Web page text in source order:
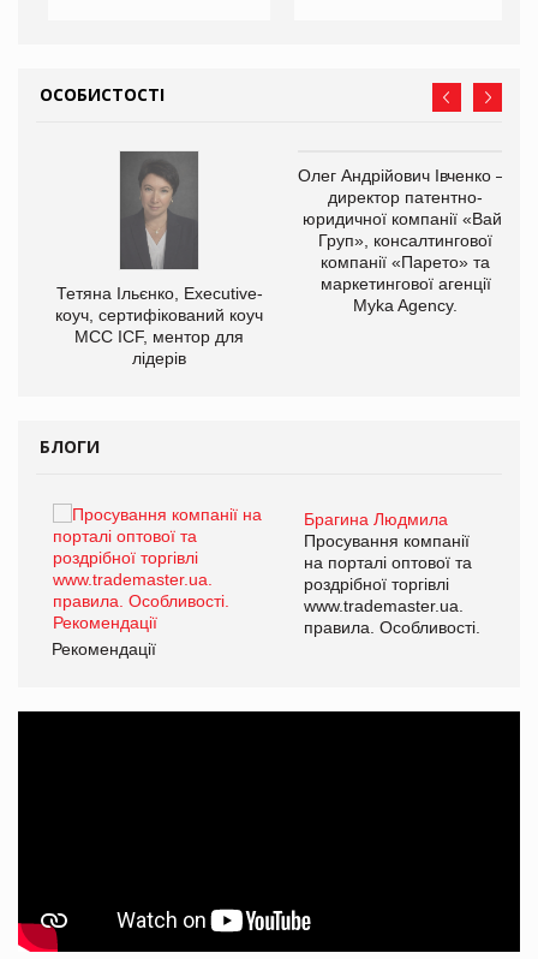
ОСОБИСТОСТІ
Тетяна Ільєнко, Executive-
коуч, сертифікований коуч
МСС ICF, ментор для
лідерів
Олег Андрійович Івченко —
директор патентно-
юридичної компанії «Вайз
Груп», консалтингової
компанії «Парето» та
маркетингової агенції
Myka Agency.
БЛОГИ
Брагина Людмила
Просування компанії
на порталі оптової та
роздрібної торгівлі
www.trademaster.ua.
правила. Особливості.
Рекомендації